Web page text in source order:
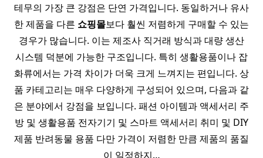
테무의 가장 큰 강점은 단연 가격입니다. 동일하거나 유사
한 제품을 다른 쇼핑몰보다 훨씬 저렴하게 구매할 수 있는
경우가 많습니다. 이는 제조사 직거래 방식과 대량 생산
시스템 덕분에 가능한 구조입니다. 특히 생활용품이나 잡
화류에서는 가격 차이가 더욱 크게 느껴지는 편입니다. 상
품 카테고리는 매우 다양하게 구성되어 있으며, 다음과 같
은 분야에서 강점을 보입니다. 패션 아이템과 액세서리 주
방 및 생활용품 전자기기 및 스마트 액세서리 취미 및 DIY
제품 반려동물 용품 다만 가격이 저렴한 만큼 제품의 품질
이 일정하지…